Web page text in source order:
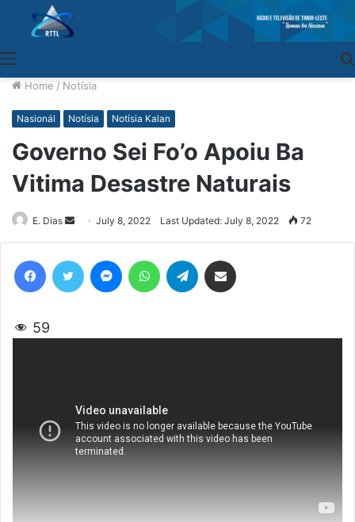
Home / Notísia
Nasionál Notísia Notísia Kalan
Governo Sei Fo’o Apoiu Ba
Vitima Desastre Naturais
E. Dias
Send
an
July 8, 2022 Last Updated: July 8, 2022 72
59